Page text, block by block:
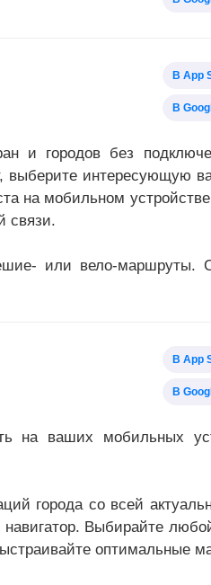
В App
В
и городов без
интересующую
на мобильном устройстве
связи.
или вело-маршруты.
В App
В
на ваших мобильных
города со всей
Выбирайте
оптимальные